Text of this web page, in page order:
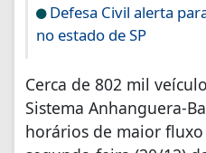
Defesa Civil alerta
no estado de SP
Cerca de 802 mil
Sistema Anhanguera-
horários de maior